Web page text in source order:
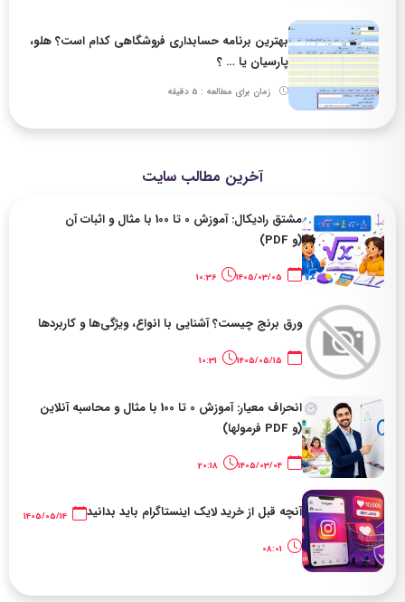
بهترین برنامه حسابداری فروشگاهی کدام است؟ هلو،
پارسیان یا … ؟
زمان برای مطالعه : 5 دقیقه
آخرین مطالب سایت
مشتق رادیکال: آموزش 0 تا 100 با مثال و اثبات آن
(و PDF)
10:36
ورق برنج چیست؟ آشنایی با انواع، ویژگی‌ها و کاربردها
انحراف معیار: آموزش 0 تا 100 با مثال و محاسبه آنلاین
(و PDF فرمولها)
20:18
آنچه قبل از خرید لایک اینستاگرام باید بدانید